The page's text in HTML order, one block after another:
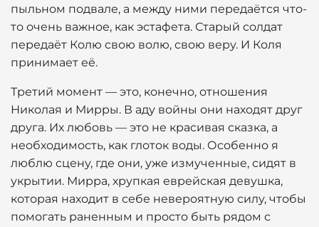
пыльном подвале, а между ними передаётся что-
то очень важное, как эстафета. Старый солдат
передаёт Колю свою волю, свою веру. И Коля
принимает её.
Третий момент — это, конечно, отношения
Николая и Мирры. В аду войны они находят друг
друга. Их любовь — это не красивая сказка, а
необходимость, как глоток воды. Особенно я
люблю сцену, где они, уже измученные, сидят в
укрытии. Мирра, хрупкая еврейская девушка,
которая находит в себе невероятную силу, чтобы
помогать раненным и просто быть рядом с